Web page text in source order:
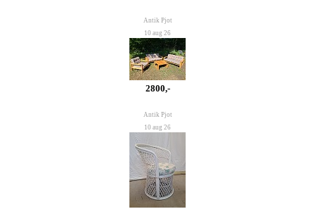
Antik Pjot
10 aug 26
2800,-
Antik Pjot
10 aug 26